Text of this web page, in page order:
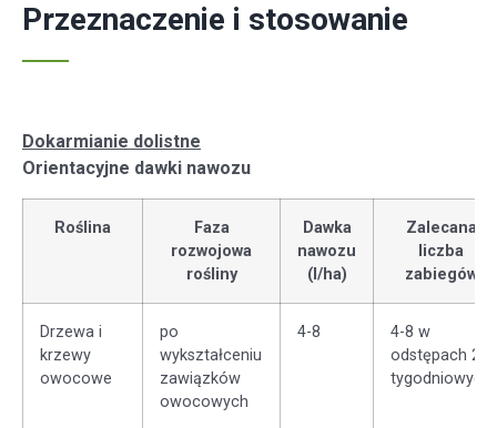
Przeznaczenie i stosowanie
Dokarmianie dolistne
Orientacyjne dawki nawozu
Roślina
Faza
rozwojowa
rośliny
Dawka
nawozu
(l/ha)
Zalecana
liczba
zabiegów
Drzewa i
krzewy
owocowe
po
wykształceniu
zawiązków
owocowych
4-8
4-8 w
odstępach 2
tygodniowych